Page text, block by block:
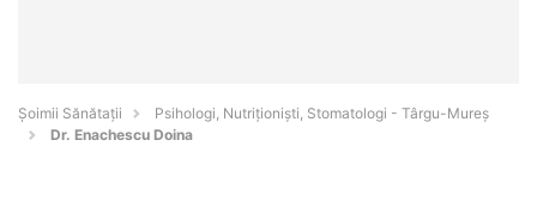
Şoimii Sănătații
Psihologi, Nutriționiști, Stomatologi - Târgu-Mureş
Dr. Enachescu Doina